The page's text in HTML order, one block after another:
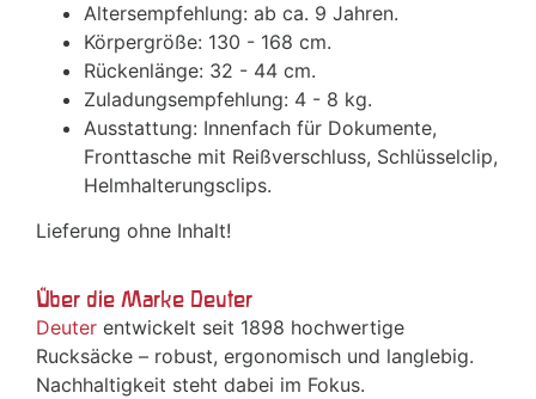
Altersempfehlung: ab ca. 9 Jahren.
Körpergröße: 130 - 168 cm.
Rückenlänge: 32 - 44 cm.
Zuladungsempfehlung: 4 - 8 kg.
Ausstattung: Innenfach für Dokumente,
Fronttasche mit Reißverschluss, Schlüsselclip,
Helmhalterungsclips.
Lieferung ohne Inhalt!
Über die Marke Deuter
Deuter entwickelt seit 1898 hochwertige
Rucksäcke – robust, ergonomisch und langlebig.
Nachhaltigkeit steht dabei im Fokus.